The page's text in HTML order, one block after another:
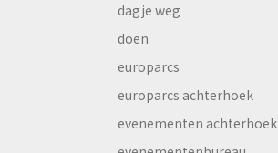
dagje weg
doen
europarcs
europarcs achterhoek
evenementen achterhoek